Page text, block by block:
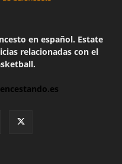
en español. Estate
relacionadas con el